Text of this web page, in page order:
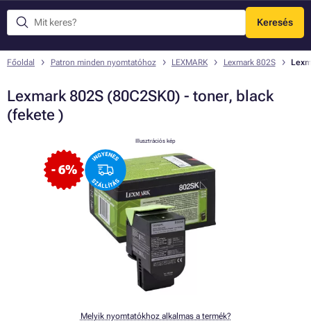
Keresés
Menü
Főoldal Patron minden nyomtatóhoz LEXMARK Lexmark 802S
Lexmark 802S (80C2SK0) - toner, black
(fekete )
- 6%
Illusztrációs kép
Melyik nyomtatókhoz alkalmas a termék?